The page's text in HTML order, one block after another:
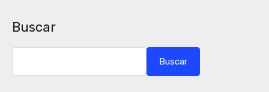
Buscar
Buscar